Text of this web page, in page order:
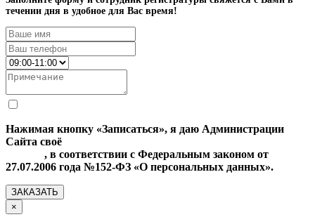
течении дня в удобное для Вас время!
Нажимая кнопку «Записаться», я даю Администрации
Сайта своё
, в соответствии с Федеральным законом от
27.07.2006 года №152-ФЗ «О персональных данных».
ЗАКАЗАТЬ
×